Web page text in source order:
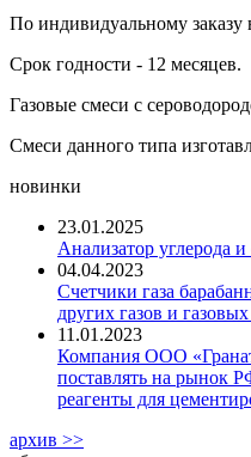
По индивидуальному
Срок годности - 12 месяцев.
Газовые смеси с
Смеси данного типа
новинки
23.01.2025
Анализатор углерода
04.04.2023
Счетчики газа
других газов и газовых
11.01.2023
Компания ООО
поставлять на рынок
реагенты для
архив >>